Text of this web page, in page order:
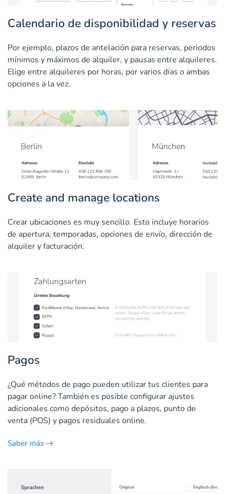
Calendario de disponibilidad y reservas
Por ejemplo, plazos de antelación para reservas, periodos
mínimos y máximos de alquiler, y pausas entre alquileres.
Elige entre alquileres por horas, por varios días o ambas
opciones a la vez.
Create and manage locations
Crear ubicaciones es muy sencillo. Esto incluye horarios
de apertura, temporadas, opciones de envío, dirección de
alquiler y facturación.
Pagos
¿Qué métodos de pago pueden utilizar tus clientes para
pagar online? También es posible configurar ajustes
adicionales como depósitos, pago a plazos, punto de
venta (POS) y pagos residuales online.
Saber más